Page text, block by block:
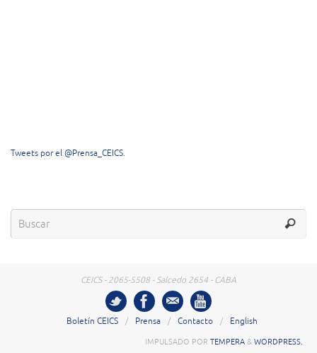
Tweets por el @Prensa_CEICS.
CEICS - 2065-5508 - Salcedo 2654 - CABA
Boletín CEICS Prensa Contacto English
IMPULSADO POR TEMPERA & WORDPRESS.